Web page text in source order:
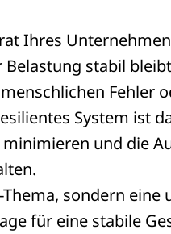
Ihres
stabil
Fehler
System ist
und die
sondern
für eine stabile